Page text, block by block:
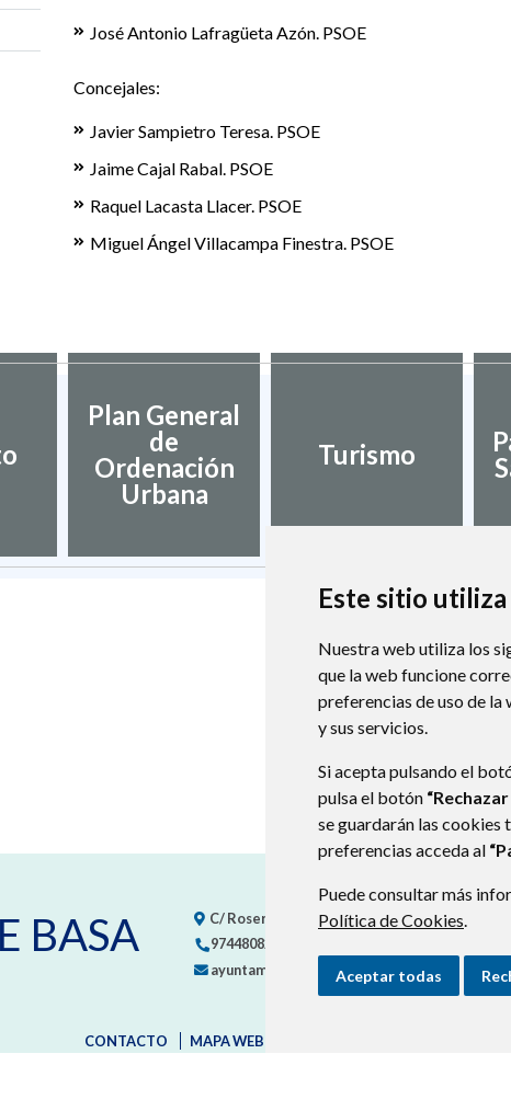
Este sitio
Nuestra web utiliza los
que la web funcione
preferencias de uso de la
y sus servicios.
Si acepta pulsando el
pulsa el botón
se guardarán las cookies
preferencias acceda al
Puede consultar más
Política de Cookies.
Aceptar todas
José Antonio Lafragüeta Azón. PSOE
Concejales:
Javier Sampietro Teresa. PSOE
Jaime Cajal Rabal. PSOE
Raquel Lacasta Llacer. PSOE
Miguel Ángel Villacampa Finestra. PSOE
Plan General
de
Ordenación
Urbana
Turismo
BASA C/ Roseras, nº 2 22610YEBRA DE BASA
974480823
ayuntamiento@yebradebasa.es
CONTACTO MAPA WEB